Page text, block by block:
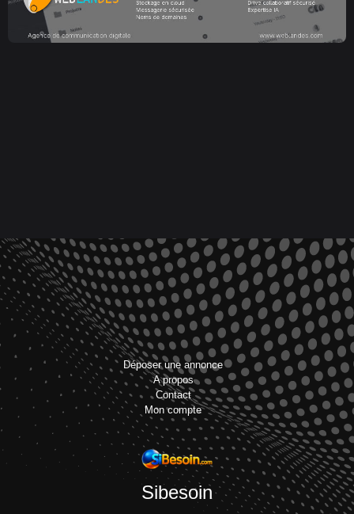
Déposer une annonce
A propos
Contact
Mon compte
Sibesoin